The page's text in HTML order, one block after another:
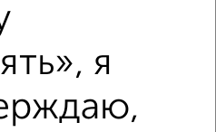
рядом
я